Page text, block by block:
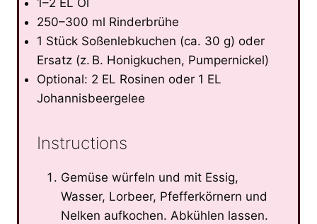
250–300 ml Rinderbrühe
1 Stück Soßenlebkuchen (ca. 30 g) oder
Ersatz (z. B. Honigkuchen, Pumpernickel)
Optional: 2 EL Rosinen oder 1 EL
Johannisbeergelee
Instructions
Gemüse würfeln und mit Essig,
Wasser, Lorbeer, Pfefferkörnern und
Nelken aufkochen. Abkühlen lassen.